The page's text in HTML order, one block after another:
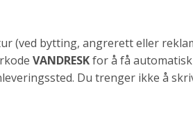
(ved bytting, angrerett eller
VANDRESKfor å få
Du trenger ikke å